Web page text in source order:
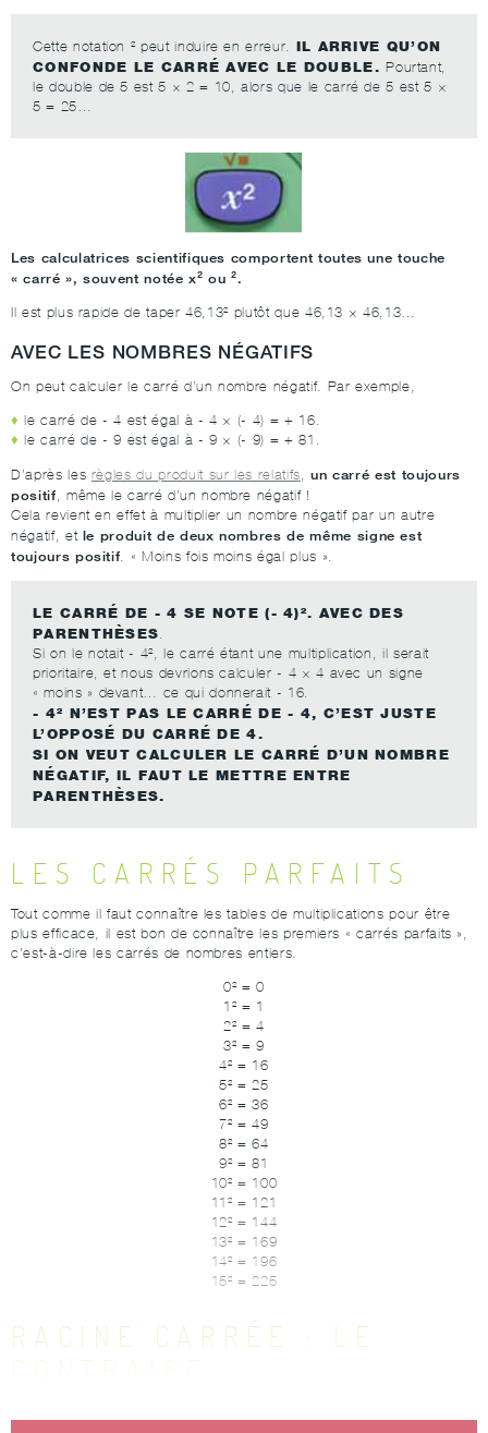
Cette notation ² peut induire en erreur. IL ARRIVE QU’ON
CONFONDE LE CARRÉ AVEC LE DOUBLE.Pourtant,
le double de 5 est 5 × 2 = 10, alors que le carré de 5 est 5 ×
5 = 25…
Les calculatrices scientifiques comportent toutes une touche
« carré », souvent notée x² ou ².
Il est plus rapide de taper 46,13² plutôt que 46,13 × 46,13…
AVEC LES NOMBRES NÉGATIFS
On peut calculer le carré d’un nombre négatif. Par exemple,
le carré de - 4 est égal à - 4 × (- 4) = + 16.
le carré de - 9 est égal à - 9 × (- 9) = + 81.
D’après les règles du produit sur les relatifs ,un carré est toujours
positif, même le carré d’un nombre négatif !
Cela revient en effet à multiplier un nombre négatif par un autre
négatif, et le produit de deux nombres de même signe est
toujours positif. « Moins fois moins égal plus ».
LE CARRÉ DE - 4 SE NOTE (- 4)². AVEC DES
PARENTHÈSES
Si on le notait - 4², le carré étant une multiplication, il serait
prioritaire, et nous devrions calculer - 4 × 4 avec un signe
« moins » devant… ce qui donnerait - 16.
- 4² N’EST PAS LE CARRÉ DE - 4, C’EST JUSTE
L’OPPOSÉ DU CARRÉ DE 4.
SI ON VEUT CALCULER LE CARRÉ D’UN NOMBRE
NÉGATIF, IL FAUT LE METTRE ENTRE
PARENTHÈSES.
LES CARRÉS PARFAITS
Tout comme il faut connaître les tables de multiplications pour être
plus efficace, il est bon de connaître les premiers « carrés parfaits »,
c’est-à-dire les carrés de nombres entiers.
0² = 0
1² = 1
2² = 4
3² = 9
4² = 16
5² = 25
6² = 36
7² = 49
8² = 64
9² = 81
10² = 100
11² = 121
12² = 144
13² = 169
14² = 196
15² = 225
RACINE CARRÉE : LE